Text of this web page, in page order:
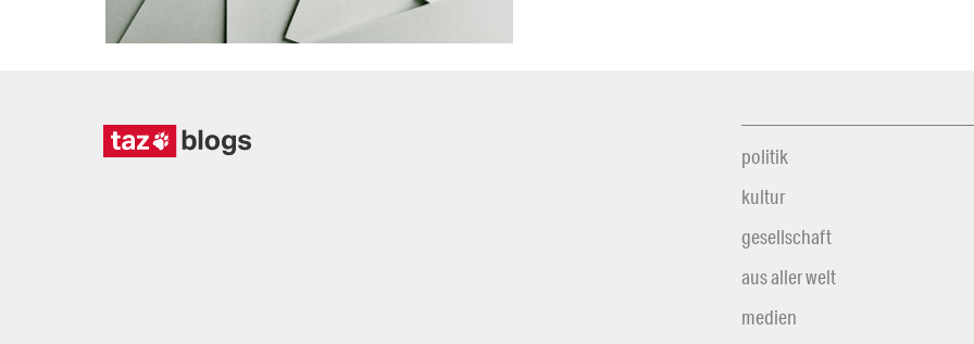
politik
kultur
gesellschaft
aus aller welt
medien